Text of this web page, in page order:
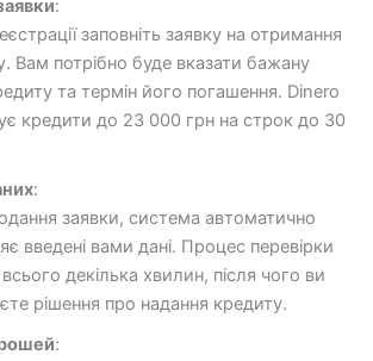
:
заповніть заявку на отримання
Вам потрібно буде вказати бажану
та термін його погашення. Dinero
кредити до 23 000 грн на строк до 30
:
заявки, система автоматично
введені вами дані. Процес перевірки
декілька хвилин, після чого ви
рішення про надання кредиту.
: